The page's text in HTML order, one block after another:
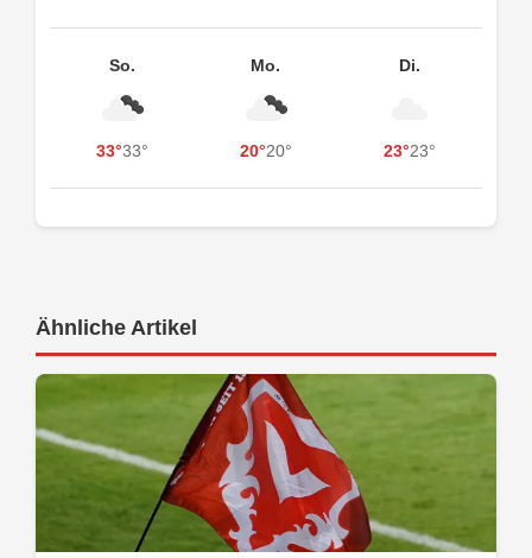
So.
33°33°
Mo.
20°20°
Di.
23°23°
Ähnliche Artikel